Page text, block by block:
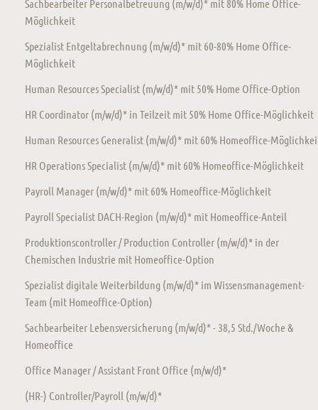
Sachbearbeiter Personalbetreuung (m/w/d)* mit 80% Home Office-
Möglichkeit
Spezialist Entgeltabrechnung (m/w/d)* mit 60-80% Home Office-
Möglichkeit
Human Resources Specialist (m/w/d)* mit 50% Home Office-Option
HR Coordinator (m/w/d)* in Teilzeit mit 50% Home Office-Möglichkeit
Human Resources Generalist (m/w/d)* mit 60% Homeoffice-
HR Operations Specialist (m/w/d)* mit 60% Homeoffice-Möglichkeit
Payroll Manager (m/w/d)* mit 60% Homeoffice-Möglichkeit
Payroll Specialist DACH-Region (m/w/d)* mit Homeoffice-Anteil
Produktionscontroller / Production Controller (m/w/d)* in der
Chemischen Industrie mit Homeoffice-Option
Spezialist digitale Weiterbildung (m/w/d)* im Wissensmanagement-
Team (mit Homeoffice-Option)
Sachbearbeiter Lebensversicherung (m/w/d)* - 38,5 Std./Woche &
Homeoffice
Office Manager / Assistant Front Office (m/w/d)*
(HR-) Controller/Payroll (m/w/d)*